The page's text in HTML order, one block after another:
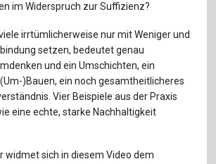
DE Sprache / Language: EN
im Widerspruch zur Suffizienz?
irrtümlicherweise nur mit Weniger und
setzen, bedeutet genau
und ein Umschichten, ein
)Bauen, ein noch gesamtheitlicheres
Vier Beispiele aus der Praxis
eine echte, starke Nachhaltigkeit
widmet sich in diesem Video dem